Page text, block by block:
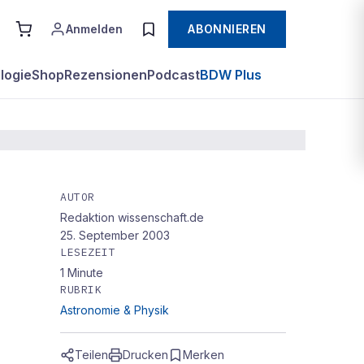
Anmelden ABONNIEREN
ShopRezensionenPodcastBDW Plus
AUTOR
Redaktion wissenschaft.de
25. September 2003
LESEZEIT
1 Minute
RUBRIK
Astronomie & Physik
Teilen Drucken Merken